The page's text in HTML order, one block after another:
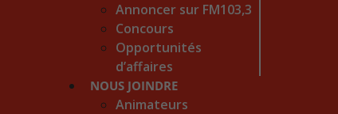
Annoncer sur FM103,3
Concours
Opportunités
d’affaires
NOUS JOINDRE
Animateurs